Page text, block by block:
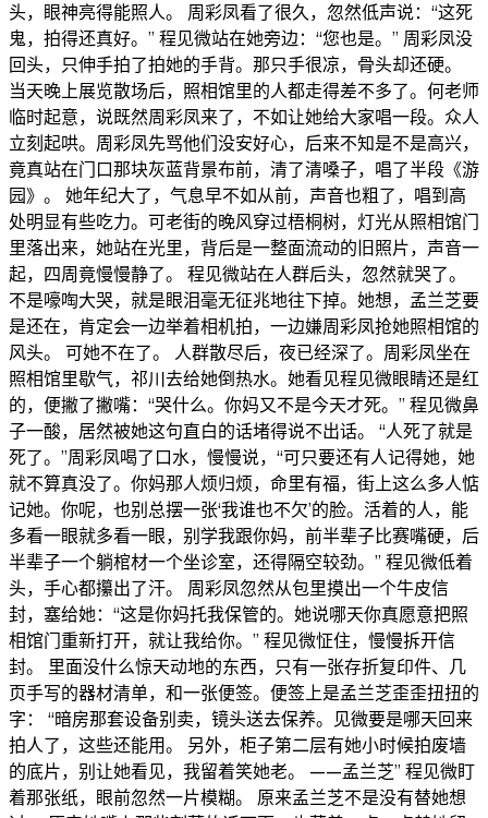
头，眼神亮得能照人。 周彩凤看了很久，忽然低声说：“这死
鬼，拍得还真好。” 程见微站在她旁边：“您也是。” 周彩凤没
回头，只伸手拍了拍她的手背。那只手很凉，骨头却还硬。
当天晚上展览散场后，照相馆里的人都走得差不多了。何老师
临时起意，说既然周彩凤来了，不如让她给大家唱一段。众人
立刻起哄。周彩凤先骂他们没安好心，后来不知是不是高兴，
竟真站在门口那块灰蓝背景布前，清了清嗓子，唱了半段《游
园》。 她年纪大了，气息早不如从前，声音也粗了，唱到高
处明显有些吃力。可老街的晚风穿过梧桐树，灯光从照相馆门
里落出来，她站在光里，背后是一整面流动的旧照片，声音一
起，四周竟慢慢静了。 程见微站在人群后头，忽然就哭了。
不是嚎啕大哭，就是眼泪毫无征兆地往下掉。她想，孟兰芝要
是还在，肯定会一边举着相机拍，一边嫌周彩凤抢她照相馆的
风头。 可她不在了。 人群散尽后，夜已经深了。周彩凤坐在
照相馆里歇气，祁川去给她倒热水。她看见程见微眼睛还是红
的，便撇了撇嘴：“哭什么。你妈又不是今天才死。” 程见微鼻
子一酸，居然被她这句直白的话堵得说不出话。 “人死了就是
死了。”周彩凤喝了口水，慢慢说，“可只要还有人记得她，她
就不算真没了。你妈那人烦归烦，命里有福，街上这么多人惦
记她。你呢，也别总摆一张‘我谁也不欠’的脸。活着的人，能
多看一眼就多看一眼，别学我跟你妈，前半辈子比赛嘴硬，后
半辈子一个躺棺材一个坐诊室，还得隔空较劲。” 程见微低着
头，手心都攥出了汗。 周彩凤忽然从包里摸出一个牛皮信
封，塞给她：“这是你妈托我保管的。她说哪天你真愿意把照
相馆门重新打开，就让我给你。” 程见微怔住，慢慢拆开信
封。 里面没什么惊天动地的东西，只有一张存折复印件、几
页手写的器材清单，和一张便签。便签上是孟兰芝歪歪扭扭的
字： “暗房那套设备别卖，镜头送去保养。见微要是哪天回来
拍人了，这些还能用。 另外，柜子第二层有她小时候拍废墙
的底片，别让她看见，我留着笑她老。 ——孟兰芝” 程见微盯
着那张纸，眼前忽然一片模糊。 原来孟兰芝不是没有替她想